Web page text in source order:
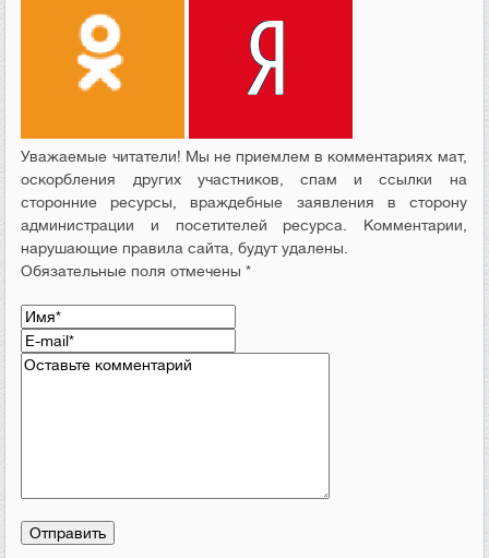
Уважаемые читатели! Мы не приемлем в комментариях мат,
оскорбления других участников, спам и ссылки на
сторонние ресурсы, враждебные заявления в сторону
администрации и посетителей ресурса. Комментарии,
нарушающие правила сайта, будут удалены.
Обязательные поля отмечены *